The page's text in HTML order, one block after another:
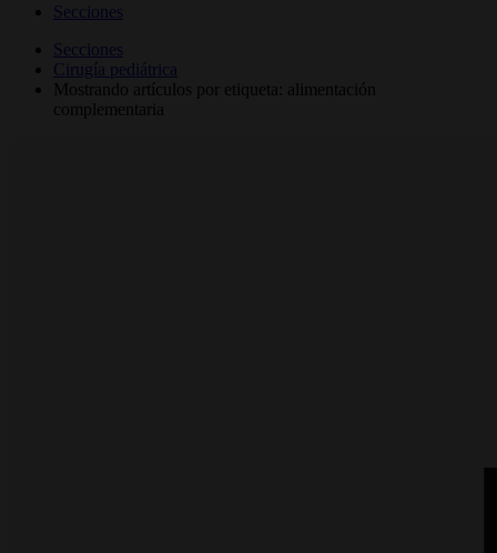
Secciones
Secciones
Cirugía pediátrica
Mostrando artículos por etiqueta: alimentación
complementaria